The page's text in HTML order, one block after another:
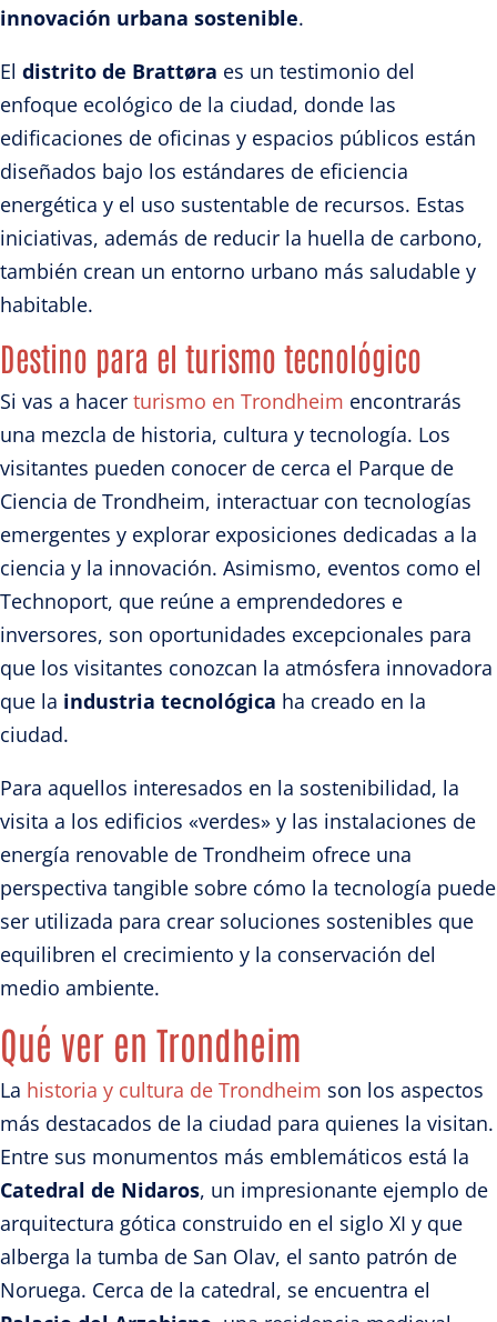
innovación urbana sostenible.
El distrito de Brattøra es un testimonio del
enfoque ecológico de la ciudad, donde las
edificaciones de oficinas y espacios públicos están
diseñados bajo los estándares de eficiencia
energética y el uso sustentable de recursos. Estas
iniciativas, además de reducir la huella de carbono,
también crean un entorno urbano más saludable y
habitable.
Destino para el turismo tecnológico
Si vas a hacer turismo en Trondheim encontrarás
una mezcla de historia, cultura y tecnología. Los
visitantes pueden conocer de cerca el Parque de
Ciencia de Trondheim, interactuar con tecnologías
emergentes y explorar exposiciones dedicadas a la
ciencia y la innovación. Asimismo, eventos como el
Technoport, que reúne a emprendedores e
inversores, son oportunidades excepcionales para
que los visitantes conozcan la atmósfera innovadora
que la industria tecnológica ha creado en la
ciudad.
Para aquellos interesados en la sostenibilidad, la
visita a los edificios «verdes» y las instalaciones de
energía renovable de Trondheim ofrece una
perspectiva tangible sobre cómo la tecnología puede
ser utilizada para crear soluciones sostenibles que
equilibren el crecimiento y la conservación del
medio ambiente.
Qué ver en Trondheim
La historia y cultura de Trondheim son los aspectos
más destacados de la ciudad para quienes la visitan.
Entre sus monumentos más emblemáticos está la
Catedral de Nidaros, un impresionante ejemplo de
arquitectura gótica construido en el siglo XI y que
alberga la tumba de San Olav, el santo patrón de
Noruega. Cerca de la catedral, se encuentra el